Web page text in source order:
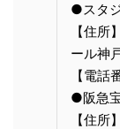
●スタ
【住
ール神
【電
●阪急
【住